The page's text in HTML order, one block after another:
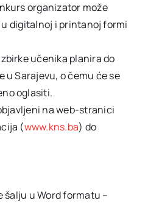
organizator može
digitalnoj i printanoj formi
učenika planira do
u Sarajevu, o čemu će se
oglasiti.
na web-stranici
(www.kns.ba) do
šalju u Word formatu –